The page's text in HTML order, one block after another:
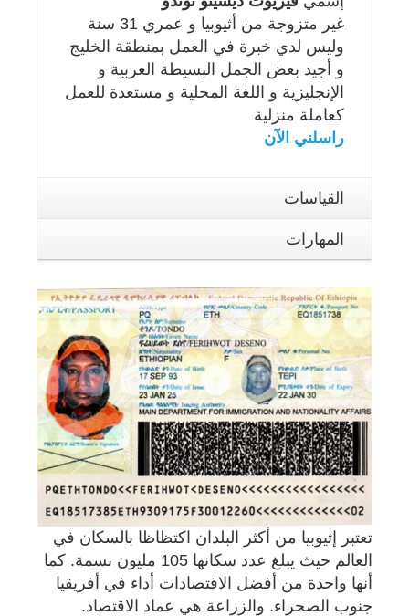
غير متزوجة من أثيوبيا و عمري 31 سنة
وليس لدي خبرة في العمل بمنطقة الخليج
و أجيد بعض الجمل البسيطة العربية و
الإنجليزية و اللغة المحلية و مستعدة للعمل
كعاملة منزلية
راسلني الآن
القياسات
المهارات
تعتبر إثيوبيا من أكثر البلدان اكتظاظا بالسكان في
العالم حيث يبلغ عدد سكانها 105 مليون نسمة. كما
أنها واحدة من أفضل الاقتصادات أداء في أفريقيا
جنوب الصحراء. والزراعة هي عماد الاقتصاد.